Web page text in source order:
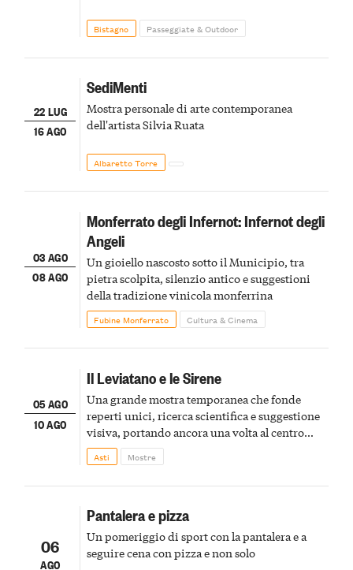
Bistagno Passeggiate & Outdoor
22 LUG
16 AGO
SediMenti
Mostra personale di arte contemporanea
dell'artista Silvia Ruata
Albaretto Torre
03 AGO
08 AGO
Monferrato degli Infernot: Infernot degli
Angeli
Un gioiello nascosto sotto il Municipio, tra
pietra scolpita, silenzio antico e suggestioni
della tradizione vinicola monferrina
Fubine Monferrato Cultura & Cinema
05 AGO
10 AGO
Il Leviatano e le Sirene
Una grande mostra temporanea che fonde
reperti unici, ricerca scientifica e suggestione
visiva, portando ancora una volta al centro
della scena le meraviglie del passato astigiano
Asti Mostre
06
AGO
Pantalera e pizza
Un pomeriggio di sport con la pantalera e a
seguire cena con pizza e non solo